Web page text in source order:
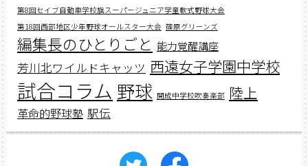
第8回セイブ自動車学校旗スーパージュニア学童軟式野球大会
第18回西部地区少年野球オールスター大会 篠原グリーンズ
編集長のひとりごと 能力覚醒講座
芳川北ワイルドキャッツ 西遠女子学園中学校
試合コラム 野球 開成中学校吹奏楽部 陸上
革命的野球塾 駅伝